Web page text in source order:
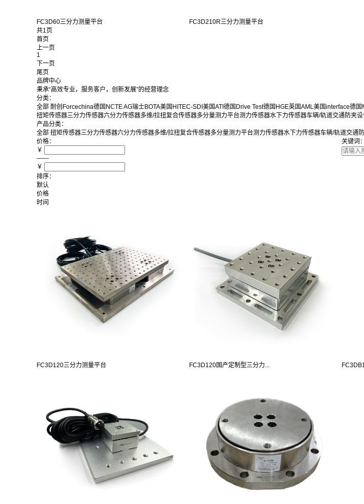
FC3D60三分力测量平台
FC3D210R三分力测量平台
共1页
首页
上一页
1
下一页
尾页
品牌中心
秉承“高效专业，服务客户，创新发展”的经营理念
分类：
全部 耐创Forcechina德国NCTE AG瑞士BOTA美国HITEC-SDI 美国ATI 德国Drive Test德国HGE英国AML美国interface德国
扭矩传感器三分力传感器六分力传感器多维/拉扭复合传感器多分量测力平台测力传感器水下力传感器车辆/轨道交通防夹
产品分类：
全部 扭矩传感器三分力传感器六分力传感器多维/拉扭复合传感器多分量测力平台测力传感器水下力传感器车辆/轨道交通
价格：
￥
——
￥
关键词：
排序：
默认
价格
时间
FC3D120三分力测量平台 FC3D120国产定制型三分力...